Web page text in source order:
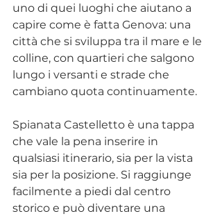
uno di quei luoghi che aiutano a
capire come è fatta Genova: una
città che si sviluppa tra il mare e le
colline, con quartieri che salgono
lungo i versanti e strade che
cambiano quota continuamente.
Spianata Castelletto è una tappa
che vale la pena inserire in
qualsiasi itinerario, sia per la vista
sia per la posizione. Si raggiunge
facilmente a piedi dal centro
storico e può diventare una